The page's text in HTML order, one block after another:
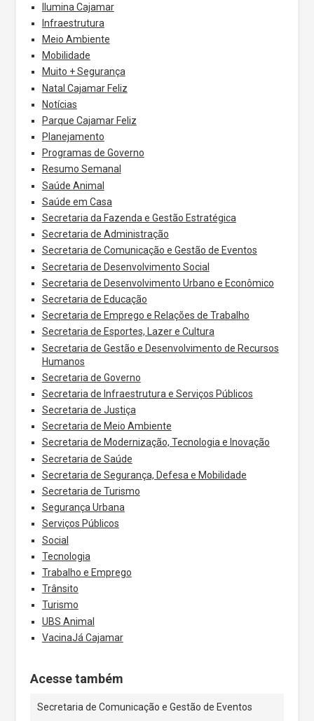
Ilumina Cajamar
Infraestrutura
Meio Ambiente
Mobilidade
Muito + Segurança
Natal Cajamar Feliz
Notícias
Parque Cajamar Feliz
Planejamento
Programas de Governo
Resumo Semanal
Saúde Animal
Saúde em Casa
Secretaria da Fazenda e Gestão Estratégica
Secretaria de Administração
Secretaria de Comunicação e Gestão de Eventos
Secretaria de Desenvolvimento Social
Secretaria de Desenvolvimento Urbano e Econômico
Secretaria de Educação
Secretaria de Emprego e Relações de Trabalho
Secretaria de Esportes, Lazer e Cultura
Secretaria de Gestão e Desenvolvimento de Recursos
Humanos
Secretaria de Governo
Secretaria de Infraestrutura e Serviços Públicos
Secretaria de Justiça
Secretaria de Meio Ambiente
Secretaria de Modernização, Tecnologia e Inovação
Secretaria de Saúde
Secretaria de Segurança, Defesa e Mobilidade
Secretaria de Turismo
Segurança Urbana
Serviços Públicos
Social
Tecnologia
Trabalho e Emprego
Trânsito
Turismo
UBS Animal
VacinaJá Cajamar
Acesse também
Secretaria de Comunicação e Gestão de Eventos